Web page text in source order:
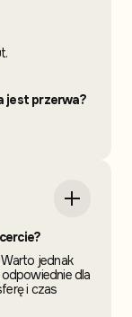
jest przerwa?
jednak
dla
i czas